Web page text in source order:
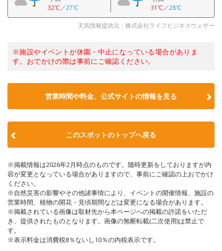
32℃／27℃ 31℃／28℃
天気情報提供元：株式会社ライフビジネスウェザー
※施設やイベントが休園・中止になっている場合がありま
す。おでかけの際は事前にご確認ください。
営業時間や料金、公式サイトの情報を見る
このスポットのトップへ戻る
※掲載情報は2026年2月時点のものです。随時更新をしておりますが内
容が変更となっている場合がありますので、事前にご確認の上おでかけ
ください。
※自然災害の影響やその他諸事情により、イベントの開催情報、施設の
営業時間、植物の開花・見頃期間などは変更になる場合があります。
※掲載されている画像は取材先から本ページへの掲載の許諾をいただ
き、提供されたものとなります。画像の無断転載(二次使用)は禁止で
す。
※表示料金は消費税8％ないし10％の内税表示です。